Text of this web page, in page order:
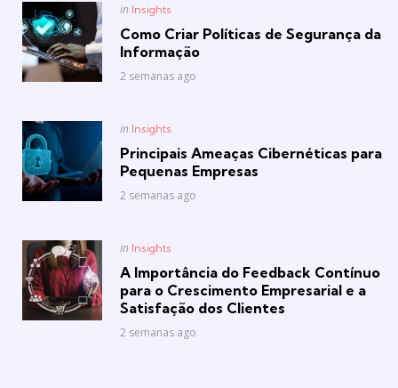
Posted
in Insights
Como Criar Políticas de Segurança da
Informação
2 semanas ago
Posted
in Insights
Principais Ameaças Cibernéticas para
Pequenas Empresas
2 semanas ago
Posted
in Insights
A Importância do Feedback Contínuo
para o Crescimento Empresarial e a
Satisfação dos Clientes
2 semanas ago